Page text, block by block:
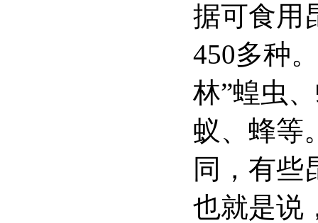
据可食用
450多种
林”蝗虫
蚁、蜂等
同，有些
也就是说